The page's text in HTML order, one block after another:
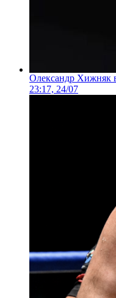
Олександр Хижняк
23:17, 24/07